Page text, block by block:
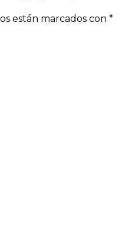
están marcados con *